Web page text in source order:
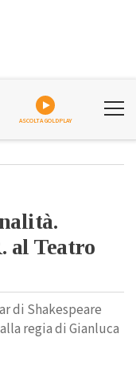
ASCOLTA GOLDPLAY
al Teatro
di Shakespeare
regia di Gianluca